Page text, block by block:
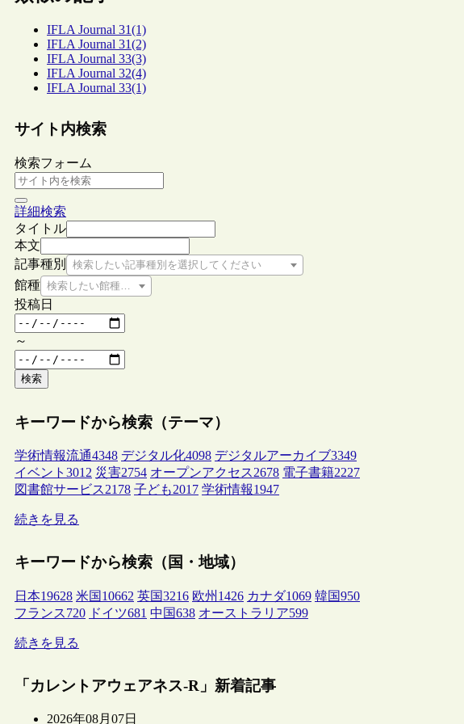
IFLA Journal 31(1)
IFLA Journal 31(2)
IFLA Journal 33(3)
IFLA Journal 32(4)
IFLA Journal 33(1)
サイト内検索
検索フォーム
詳細検索
タイトル
本文
記事種別
検索したい記事種別を選択してください
館種 検索したい館種を選択してください
投稿日
～
検索
キーワードから検索（テーマ）
学術情報流通4348 デジタル化4098 デジタルアーカイブ3349
イベント 3012 災害2754 オープンアクセス2678 電子書籍2227
図書館サービス2178 子ども2017 学術情報1947
続きを見る
キーワードから検索（国・地域）
日本19628 米国 10662 英国3216 欧州 1426 カナダ1069 韓国950
フランス720 ドイツ681 中国638 オーストラリア599
続きを見る
「カレントアウェアネス-R」新着記事
2026年08月07日